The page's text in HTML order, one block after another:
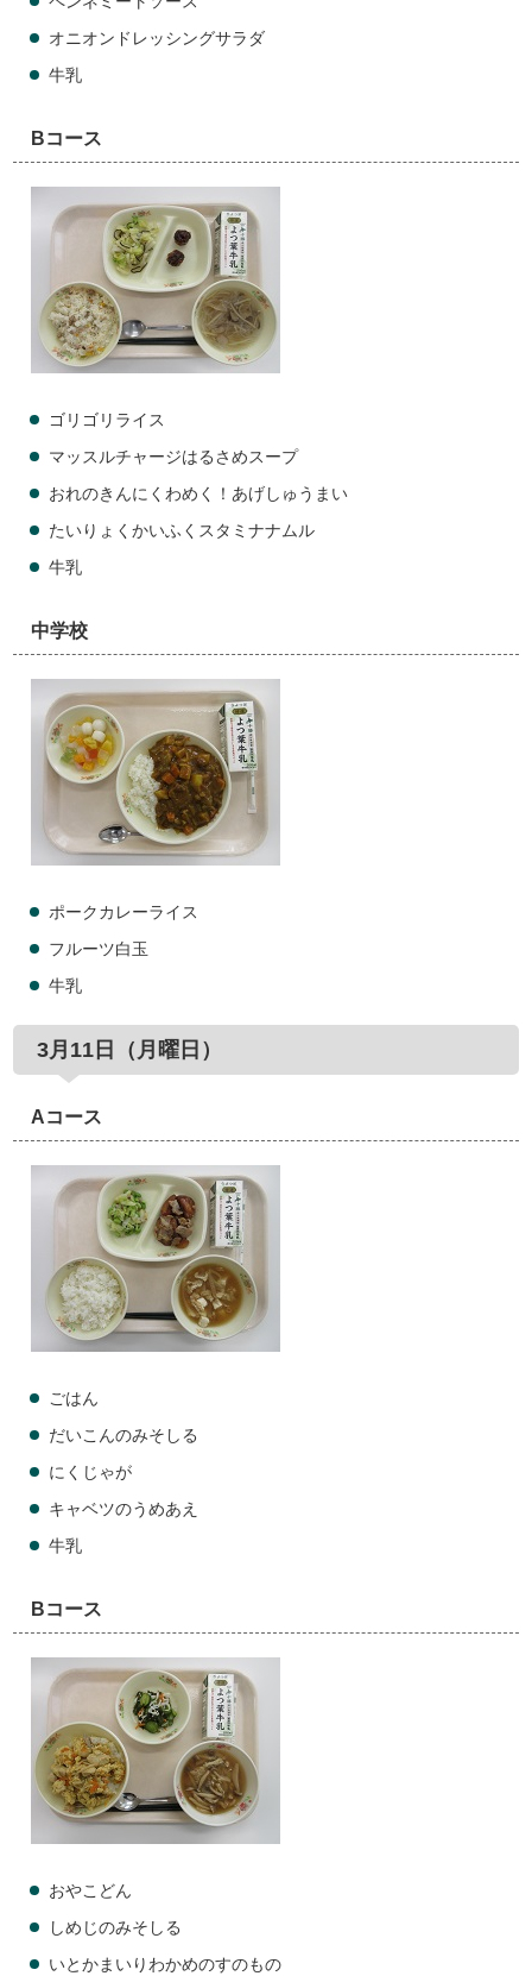
オニオンドレッシングサラダ
牛乳
Bコース
ゴリゴリライス
マッスルチャージはるさめスープ
おれのきんにくわめく！あげしゅうまい
たいりょくかいふくスタミナナムル
牛乳
中学校
ポークカレーライス
フルーツ白玉
牛乳
3月11日（月曜日）
Aコース
ごはん
だいこんのみそしる
にくじゃが
キャベツのうめあえ
牛乳
Bコース
おやこどん
しめじのみそしる
いとかまいりわかめのすのもの